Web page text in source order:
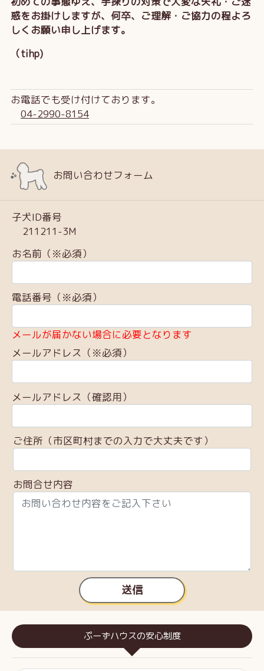
惑をお掛けしますが、何卒、ご理解・ご協力の程よろ
しくお願い申し上げます。
（tihp)
お電話でも受け付けております。
04-2990-8154
お問い合わせフォーム
子犬ID番号
211211-3M
お名前（※必須）
電話番号（※必須）
メールが届かない場合に必要となります
メールアドレス（※必須）
メールアドレス（確認用）
ご住所（市区町村までの入力で大丈夫です）
お問合せ内容
送信
ぷーずハウスの安心制度